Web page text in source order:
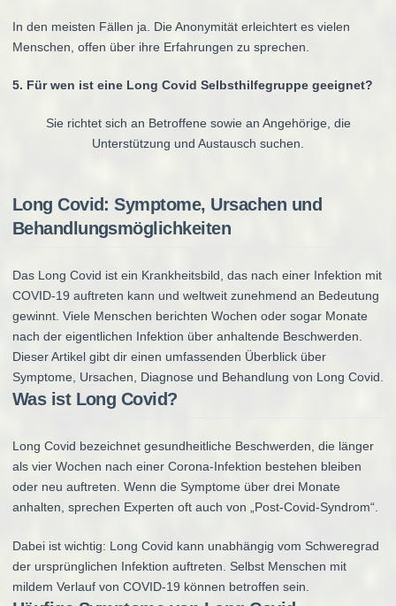
In den meisten Fällen ja. Die Anonymität erleichtert es vielen
Menschen, offen über ihre Erfahrungen zu sprechen.
5. Für wen ist eine Long Covid Selbsthilfegruppe geeignet?
Sie richtet sich an Betroffene sowie an Angehörige, die
Unterstützung und Austausch suchen.
Long Covid: Symptome, Ursachen und
Behandlungsmöglichkeiten
Das Long Covid ist ein Krankheitsbild, das nach einer Infektion mit
COVID-19 auftreten kann und weltweit zunehmend an Bedeutung
gewinnt. Viele Menschen berichten Wochen oder sogar Monate
nach der eigentlichen Infektion über anhaltende Beschwerden.
Dieser Artikel gibt dir einen umfassenden Überblick über
Symptome, Ursachen, Diagnose und Behandlung von Long Covid.
Was ist Long Covid?
Long Covid bezeichnet gesundheitliche Beschwerden, die länger
als vier Wochen nach einer Corona-Infektion bestehen bleiben
oder neu auftreten. Wenn die Symptome über drei Monate
anhalten, sprechen Experten oft auch von „Post-Covid-Syndrom“.
Dabei ist wichtig: Long Covid kann unabhängig vom Schweregrad
der ursprünglichen Infektion auftreten. Selbst Menschen mit
mildem Verlauf von COVID-19 können betroffen sein.